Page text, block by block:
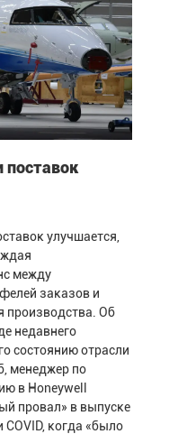
улучшается,
между
заказов и
производства. Об
недавнего
состоянию отрасли
менеджер по
в Honeywell
провал» в выпуске
когда «было